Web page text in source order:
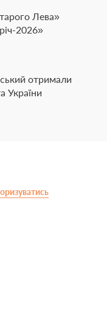
Лева»
2026»
отримали
України